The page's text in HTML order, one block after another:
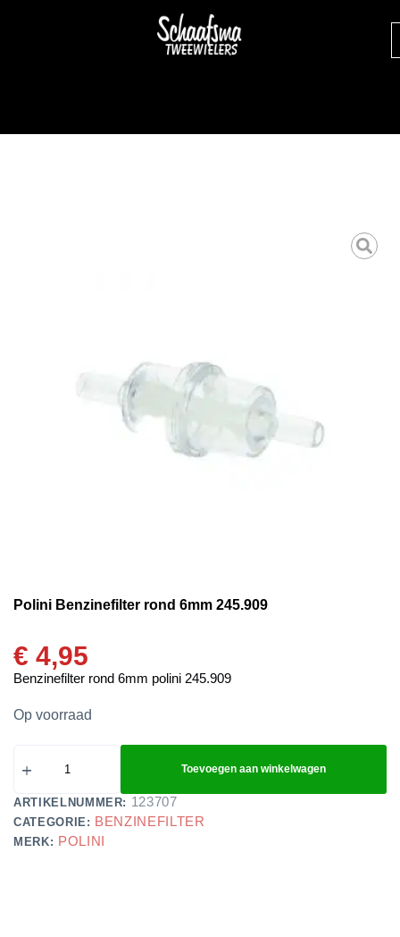
Polini Benzinefilter rond 6mm 245.909
€ 4,95
Benzinefilter rond 6mm polini 245.909
Op voorraad
Toevoegen aan winkelwagen
ARTIKELNUMMER: 123707
CATEGORIE: BENZINEFILTER
MERK: POLINI